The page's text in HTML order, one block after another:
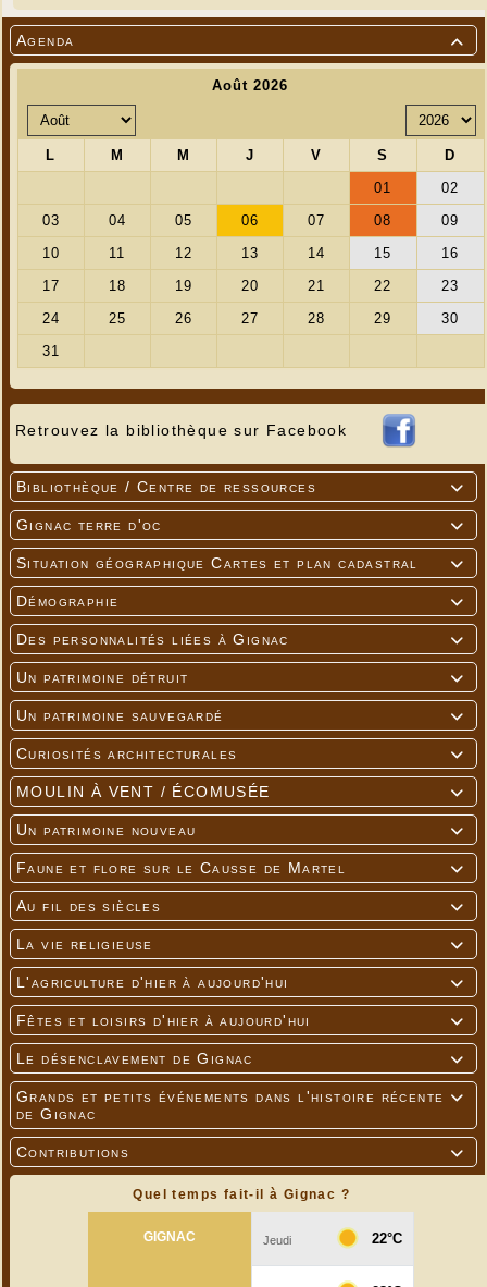

Agenda
Retrouvez la bibliothèque sur Facebook

Bibliothèque / Centre de ressources

Gignac terre d'oc

Situation géographique Cartes et plan cadastral

Démographie

Des personnalités liées à Gignac

Un patrimoine détruit

Un patrimoine sauvegardé

Curiosités architecturales

MOULIN À VENT / ÉCOMUSÉE

Un patrimoine nouveau

Faune et flore sur le Causse de Martel

Au fil des siècles

La vie religieuse

L'agriculture d'hier à aujourd'hui

Fêtes et loisirs d'hier à aujourd'hui

Le désenclavement de Gignac

Grands et petits événements dans l'histoire récente
de Gignac

Contributions
Quel temps fait-il à Gignac ?